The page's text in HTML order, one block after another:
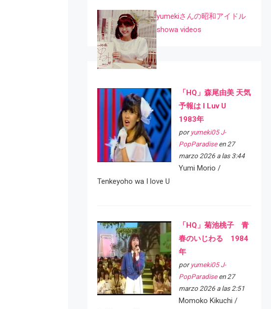
yumekiさんの昭和アイドル
showa videos
「HQ」森尾由美 天気
予報は I Luv U
1983年
por yumeki05 J-
PopParadiseen 27
marzo 2026 a las 3:44
Yumi Morio /
Tenkeyoho wa I love U
「HQ」菊池桃子 青
春のいじわる 1984
年
por yumeki05 J-
PopParadiseen 27
marzo 2026 a las 2:51
Momoko Kikuchi /